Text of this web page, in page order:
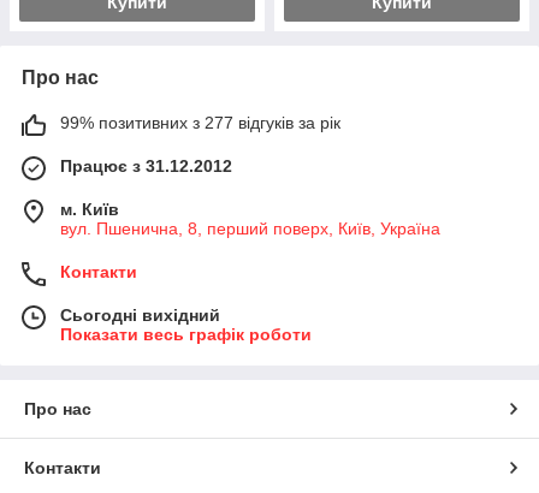
Про нас
99% позитивних з 277 відгуків за рік
Працює з 31.12.2012
м. Київ
вул. Пшенична, 8, перший поверх, Київ, Україна
Контакти
Сьогодні вихідний
Показати весь графік роботи
Про нас
Контакти